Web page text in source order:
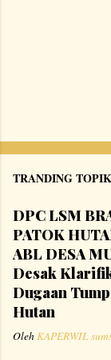
TRANDING TOPIK
DPC LSM
PATOK
ABL DESA
Desak
Dugaan
Hutan
OlehKAPERWIL